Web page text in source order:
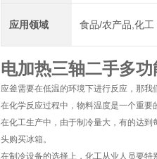
应用领域 食品/农产品,化工
电加热三轴二手多
应釜需要在低温的环境下进行反应，那我
在化学反应过程中，物料温度是一个重
在化工生产中，由于制冷量大，有的达
头购买冰箱。
在制冷设备的选择上，化工从业人员要